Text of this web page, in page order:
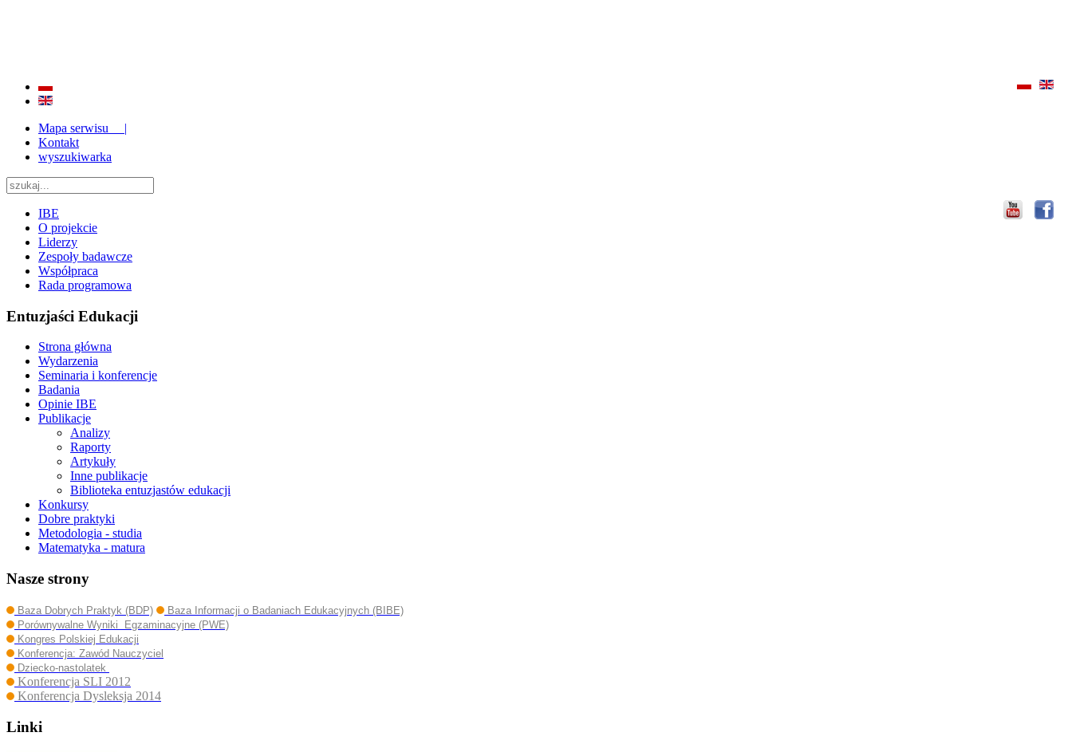
Mapa serwisu |
Kontakt
wyszukiwarka
IBE
O projekcie
Liderzy
Zespoły badawcze
Współpraca
Rada programowa
Entuzjaści Edukacji
Strona główna
Wydarzenia
Seminaria i konferencje
Badania
Opinie IBE
Publikacje
Analizy
Raporty
Artykuły
Inne publikacje
Biblioteka entuzjastów edukacji
Konkursy
Dobre praktyki
Metodologia - studia
Matematyka - matura
Nasze strony
Baza Dobrych Praktyk (BDP)
Baza Informacji o Badaniach Edukacyjnych (BIBE)
Porównywalne Wyniki Egzaminacyjne (PWE)
Kongres Polskiej Edukacji
Konferencja: Zawód Nauczyciel
Dziecko-nastolatek
Konferencja SLI 2012
Konferencja Dysleksja 2014
Linki